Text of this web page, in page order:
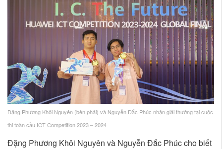
Đặng Phương Khôi Nguyên (bên phải) và Nguyễn Đắc Phúc nhận giải thưởng tại cuộc
thi toàn cầu ICT Competition 2023 – 2024
Đặng Phương Khôi Nguyên và Nguyễn Đắc Phúc cho biết